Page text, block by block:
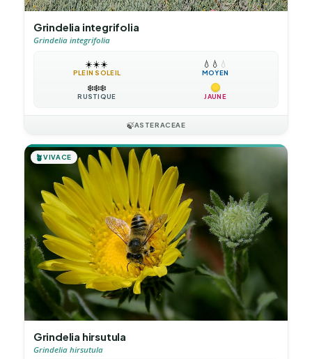
Grindelia integrifolia
Grindelia integrifolia
☀️☀️☀️
PLEIN SOLEIL
💧 💧 💧
MOYEN
❄️❄️❄️
RUSTIQUE JAUNE
🍃ASTERACEAE
🪴VIVACE
Grindelia hirsutula
Grindelia hirsutula